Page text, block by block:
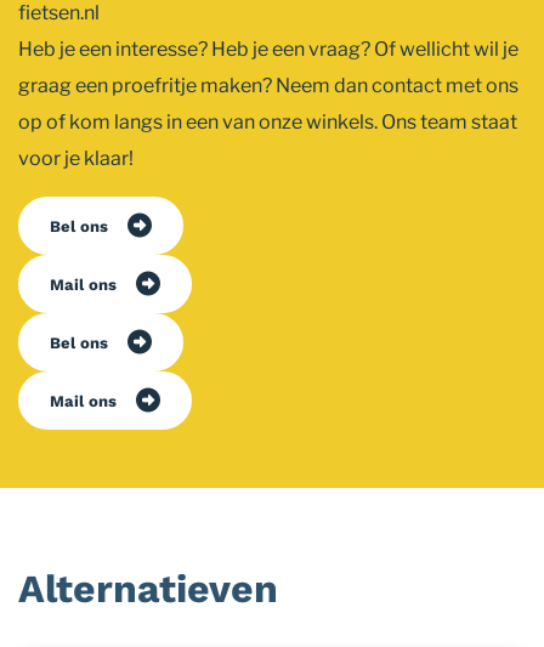
fietsen.nl
Heb je een interesse? Heb je een vraag? Of wellicht wil je
graag een proefritje maken? Neem dan contact met ons
op of kom langs in een van onze winkels. Ons team staat
voor je klaar!
Bel ons
Mail ons
Bel ons
Mail ons
Alternatieven